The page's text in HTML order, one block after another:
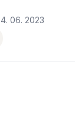
06. 2023